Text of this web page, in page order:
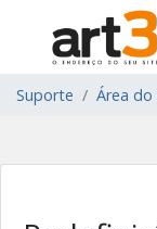
Suporte Área do